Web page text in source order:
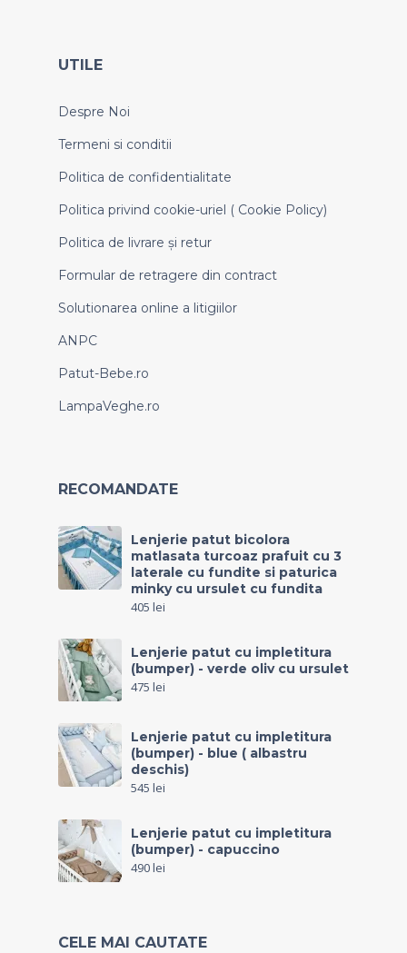
UTILE
Despre Noi
Termeni si conditii
Politica de confidentialitate
Politica privind cookie-uriel ( Cookie Policy)
Politica de livrare și retur
Formular de retragere din contract
Solutionarea online a litigiilor
ANPC
Patut-Bebe.ro
LampaVeghe.ro
RECOMANDATE
Lenjerie patut bicolora
matlasata turcoaz prafuit cu 3
laterale cu fundite si paturica
minky cu ursulet cu fundita
405 lei
Lenjerie patut cu impletitura
(bumper) - verde oliv cu ursulet
475 lei
Lenjerie patut cu impletitura
(bumper) - blue ( albastru
deschis)
545 lei
Lenjerie patut cu impletitura
(bumper) - capuccino
490lei
CELE MAI CAUTATE